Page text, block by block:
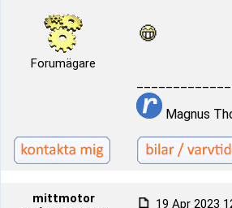
Forumägare
Magnus
mittmotor
19 Apr 2023